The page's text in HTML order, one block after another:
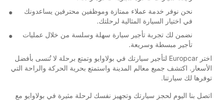
نحن نوفر خدمة عملاء ممتازة وموظفين محترفين يساعدونك
في اختيار السيارة المثالية لرحلتك.
نضمن لك تجربة تأجير سيارة سهلة وسلسة من خلال عمليات
تأجير مبسطة وسريعة.
اختر Europcar لتأجير سيارتك في بولاوايو وتمتع برحلة لا تُنسى بأفضل
الأسعار. اكتشف جميع معالم المدينة واستمتع بحرية الحركة والراحة التي
توفرها لك سيارتنا.
اتصل بنا اليوم لحجز سيارتك وتجهيز نفسك لرحلة مثيرة في بولاوايو مع